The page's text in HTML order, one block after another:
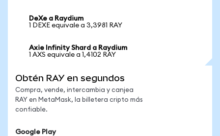
DeXe a Raydium
1 DEXE equivale a 3,3981 RAY
Axie Infinity Shard a Raydium
1 AXS equivale a 1,4102 RAY
Obtén RAY en segundos
Compra, vende, intercambia y canjea
RAY en MetaMask, la billetera cripto más
confiable.
Google Play